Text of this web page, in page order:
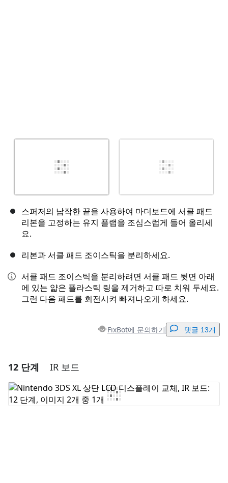
스퍼저의 납작한 끝을 사용하여 마더보드에 서클 패드
리본을 고정하는 유지 플랩을 조심스럽게 들어 올리세
요.
리본과 서클 패드 조이스틱을 분리하세요.
서클 패드 조이스틱을 분리하려면 서클 패드 뒷면 아래
에 있는 얇은 플라스틱 링을 제거하고 따로 치워 두세요.
그런 다음 패드를 회전시켜 빠져나오게 하세요.
FixBot에 문의하기 댓글 13개
댓글 쓰기
12 단계 IR 보드